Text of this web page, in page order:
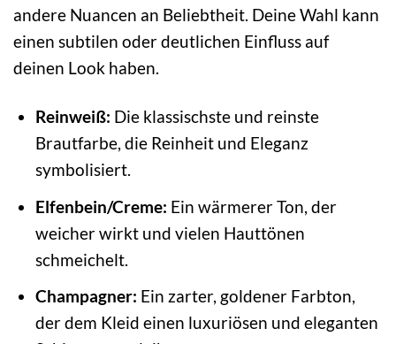
andere Nuancen an Beliebtheit. Deine Wahl kann
einen subtilen oder deutlichen Einfluss auf
deinen Look haben.
Reinweiß: Die klassischste und reinste
Brautfarbe, die Reinheit und Eleganz
symbolisiert.
Elfenbein/Creme: Ein wärmerer Ton, der
weicher wirkt und vielen Hauttönen
schmeichelt.
Champagner: Ein zarter, goldener Farbton,
der dem Kleid einen luxuriösen und eleganten